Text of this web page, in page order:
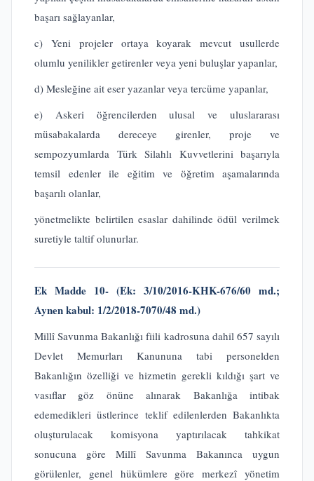
başarı sağlayanlar,
c) Yeni projeler ortaya koyarak mevcut usullerde
olumlu yenilikler getirenler veya yeni buluşlar yapanlar,
d) Mesleğine ait eser yazanlar veya tercüme yapanlar,
e) Askeri öğrencilerden ulusal ve uluslararası
müsabakalarda dereceye girenler, proje ve
sempozyumlarda Türk Silahlı Kuvvetlerini başarıyla
temsil edenler ile eğitim ve öğretim aşamalarında
başarılı olanlar,
yönetmelikte belirtilen esaslar dahilinde ödül verilmek
suretiyle taltif olunurlar.
Ek Madde 10- (Ek: 3/10/2016-KHK-676/60 md.;
Aynen kabul: 1/2/2018-7070/48 md.)
Millî Savunma Bakanlığı fiili kadrosuna dahil 657 sayılı
Devlet Memurları Kanununa tabi personelden
Bakanlığın özelliği ve hizmetin gerekli kıldığı şart ve
vasıflar göz önüne alınarak Bakanlığa intibak
edemedikleri üstlerince teklif edilenlerden Bakanlıkta
oluşturulacak komisyona yaptırılacak tahkikat
sonucuna göre Millî Savunma Bakanınca uygun
görülenler, genel hükümlere göre merkezî yönetim